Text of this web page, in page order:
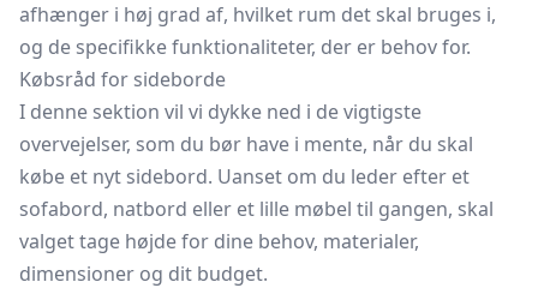
afhænger i høj grad af, hvilket rum det skal bruges i,
og de specifikke funktionaliteter, der er behov for.
Købsråd for sideborde
I denne sektion vil vi dykke ned i de vigtigste
overvejelser, som du bør have i mente, når du skal
købe et nyt sidebord. Uanset om du leder efter et
sofabord, natbord eller et lille møbel til gangen, skal
valget tage højde for dine behov, materialer,
dimensioner og dit budget.